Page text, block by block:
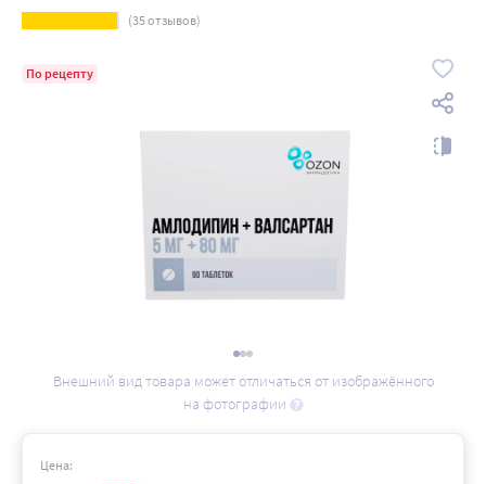
(35отзывов)
По рецепту
Внешний вид товара может отличаться от изображённого
на фотографии
Цена: